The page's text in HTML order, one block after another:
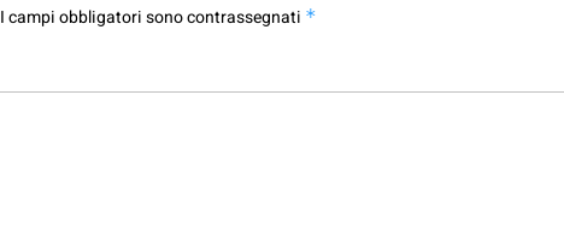
I campi obbligatori sono contrassegnati *